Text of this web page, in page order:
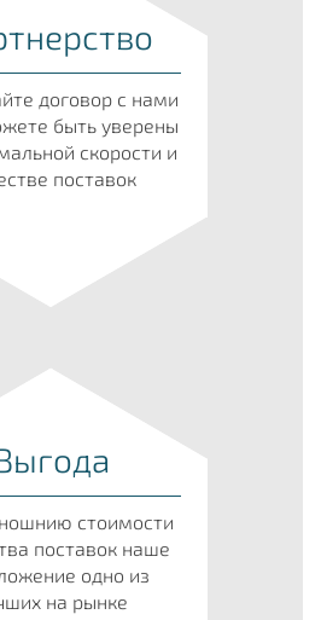
договор с нами
быть уверены
скорости и
поставок
стоимости
поставок наше
одно из
на рынке